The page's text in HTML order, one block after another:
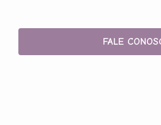
FALE